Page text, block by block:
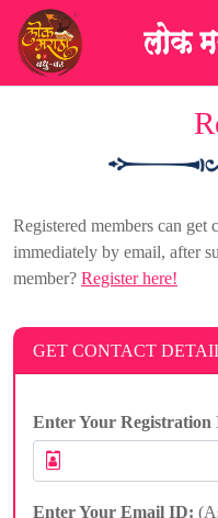
Registered members can
immediately by email, after
member? Register here!
GET CONTACT
Enter Your Registration
Enter Your Email ID: